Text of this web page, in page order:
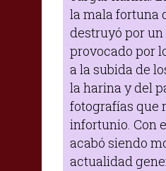
la mala fortuna
destruyó por
provocado por
a la subida de
la harina y del
fotografías que
infortunio. Con
acabó siendo
actualidad